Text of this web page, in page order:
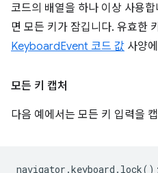
코드의 배열을 하나 이상 사용
면 모든 키가 잠깁니다. 유효한
KeyboardEvent 코드 값 사양
모든 키 캡처
다음 예에서는 모든 키 입력을
navigator .keyboard . lock();